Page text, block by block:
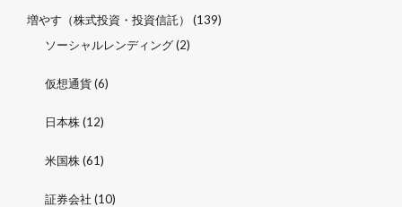
増やす（株式投資・投資信託）
(139)
ソーシャルレンディング(2)
仮想通貨(6)
日本株(12)
米国株(61)
証券会社 (10)